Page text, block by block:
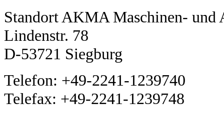
Standort AKMA Maschinen- und
Lindenstr. 78
D-53721 Siegburg
Telefon: +49-2241-1239740
Telefax: +49-2241-1239748